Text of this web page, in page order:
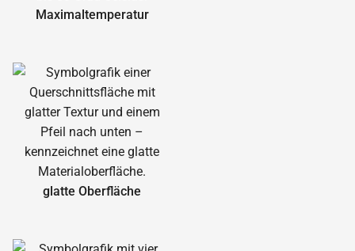
Maximal­temperatur
glatte Oberfläche